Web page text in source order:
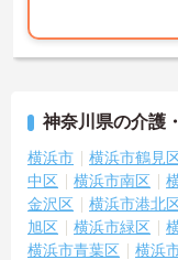
神奈川県の介護
横浜市 横浜市鶴見
中区
横浜市南区
金沢区
横浜市港北
旭区
横浜市緑区
横浜市青葉区
横浜